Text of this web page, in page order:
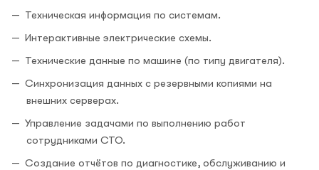
Техническая информация по системам.
Интерактивные электрические схемы.
Технические данные по машине (по типу двигателя).
Синхронизация данных с резервными копиями на
внешних серверах.
Управление задачами по выполнению работ
сотрудниками СТО.
Создание отчётов по диагностике, обслуживанию и